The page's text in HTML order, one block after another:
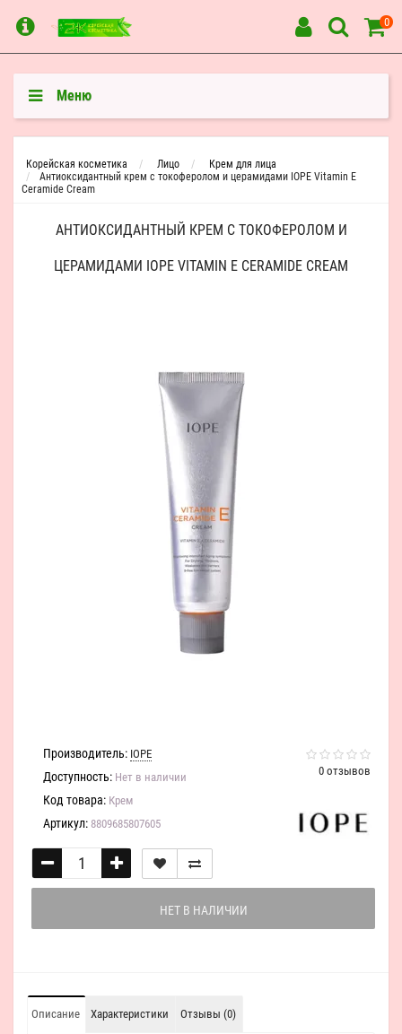
0
Меню
Корейская косметика Лицо
Крем для лица
Антиоксидантный крем с токоферолом и церамидами IOPE Vitamin E
Ceramide Cream
АНТИОКСИДАНТНЫЙ КРЕМ С ТОКОФЕРОЛОМ И
ЦЕРАМИДАМИ IOPE VITAMIN E CERAMIDE CREAM
0 отзывов
Производитель: IOPE
Доступность: Нет в наличии
Код товара: Крем
Артикул: 8809685807605
НЕТ В НАЛИЧИИ
Описание Характеристики Отзывы (0)